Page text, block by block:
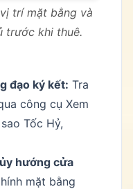
trí mặt bằng và
trước khi thuê.
đạo ký kết: Tra
công cụ Xem
Tốc Hỷ,
hướng cửa
mặt bằng